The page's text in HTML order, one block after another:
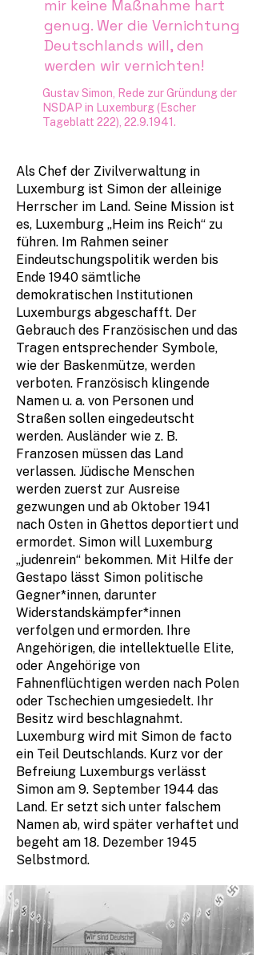
mir keine Maßnahme hart
genug. Wer die Vernichtung
Deutschlands will, den
werden wir vernichten!
Gustav Simon,
Rede zur Gründung der
NSDAP in Luxemburg(Escher
Tageblatt 222), 22.9.1941.
Als Chef der Zivilverwaltung in
Luxemburg ist Simon der alleinige
Herrscher im Land. Seine Mission ist
es, Luxemburg „Heim ins Reich“ zu
führen. Im Rahmen seiner
Eindeutschungspolitik werden bis
Ende 1940 sämtliche
demokratischen Institutionen
Luxemburgs abgeschafft. Der
Gebrauch des Französischen und das
Tragen entsprechender Symbole,
wie der Baskenmütze, werden
verboten. Französisch klingende
Namen u. a. von Personen und
Straßen sollen eingedeutscht
werden. Ausländer wie z. B.
Franzosen müssen das Land
verlassen. Jüdische Menschen
werden zuerst zur Ausreise
gezwungen und ab Oktober 1941
nach Osten in Ghettos deportiert und
ermordet. Simon will Luxemburg
„judenrein“ bekommen. Mit Hilfe der
Gestapo lässt Simon politische
Gegner*innen, darunter
Widerstandskämpfer*innen
verfolgen und ermorden. Ihre
Angehörigen, die intellektuelle Elite,
oder Angehörige von
Fahnenflüchtigen werden nach Polen
oder Tschechien umgesiedelt. Ihr
Besitz wird beschlagnahmt.
Luxemburg wird mit Simon de facto
ein Teil Deutschlands. Kurz vor der
Befreiung Luxemburgs verlässt
Simon am 9. September 1944 das
Land. Er setzt sich unter falschem
Namen ab, wird später verhaftet und
begeht am 18. Dezember 1945
Selbstmord.